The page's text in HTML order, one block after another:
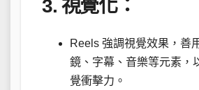
3. 視覺化：
Reels 強調視覺效果，善
鏡、字幕、音樂等元素，
覺衝擊力。